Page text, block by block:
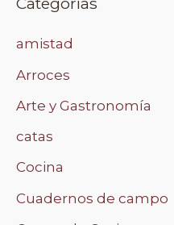
amistad
Arroces
Arte y Gastronomía
catas
Cocina
Cuadernos de campo